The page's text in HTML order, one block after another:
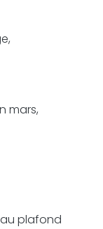
mars,
plafond